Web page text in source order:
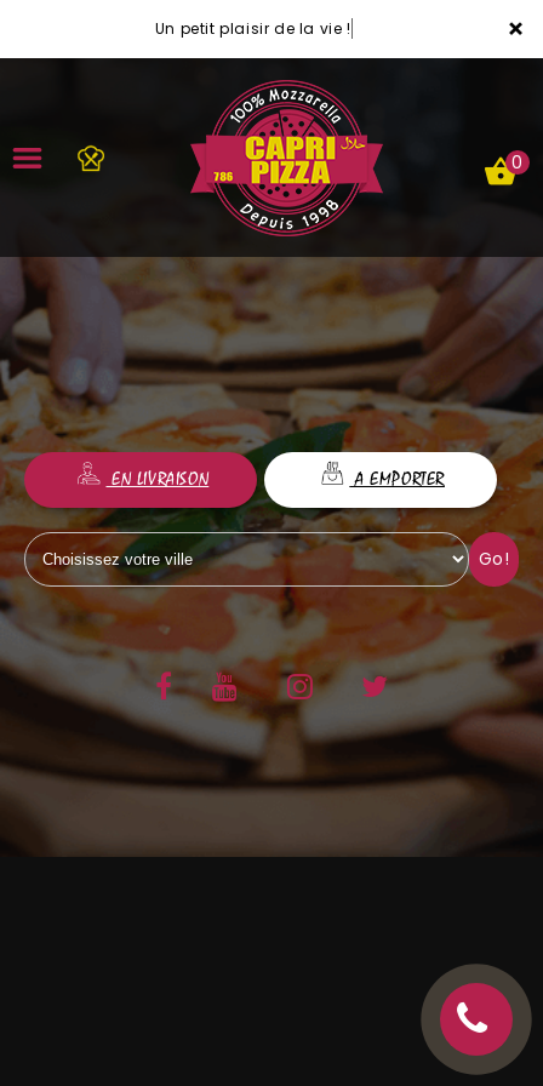
×
Un petit plaisir de la vie !
ACCUEIL
LA CARTE
VOTRE COMPTE
NOTRE RESTAURANT
VOS AVIS
MENTIONS LÉGALES
C.G.V
0
EN LIVRAISON A EMPORTER
Go!